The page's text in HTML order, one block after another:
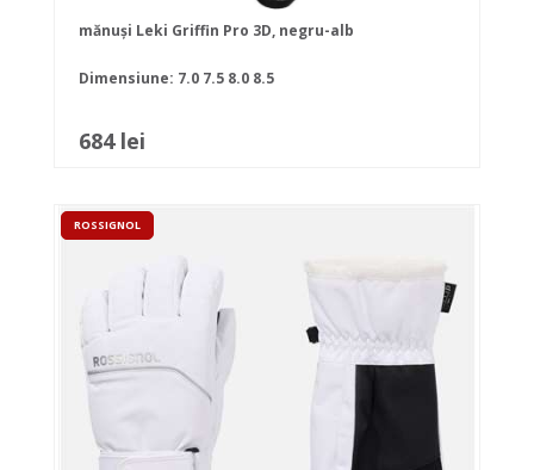
mănuși Leki Griffin Pro 3D, negru-alb
Dimensiune: 7.0 7.5 8.0 8.5
684 lei
ROSSIGNOL